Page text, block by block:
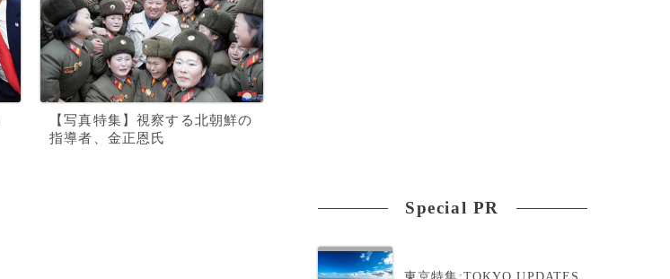
【写真特集】視察する北朝鮮の
指導者、金正恩氏
Special PR
東京特集:TOKYO UPDATES